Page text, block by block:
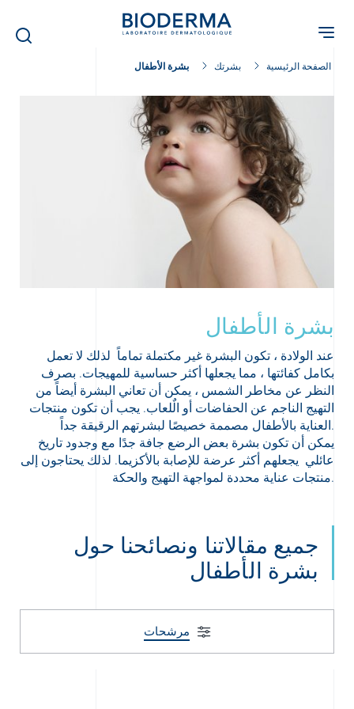
content
Arabic
الصفحة الرئيسية بشرتك بشرة الأطفال
بشرة الأطفال
عند الولادة ، تكون البشرة غير مكتملة تماماً لذلك لا تعمل
بكامل كفائتها ، مما يجعلها أكثر حساسية للمهيجات. بصرف
النظر عن مخاطر الشمس ، يمكن أن تعاني البشرة أيضاً من
التهيج الناجم عن الحفاضات أو الٌلعاب. يجب أن تكون منتجات
العناية بالأطفال مصممة خصيصًا لبشرتهم الرقيقة جداً.
يمكن أن تكون بشرة بعض الرضع جافة جدًا مع وجدود تاريخ
عائلي يجعلهم أكثر عرضة للإصابة بالأكزيما. لذلك يحتاجون إلى
منتجات عناية محددة لمواجهة التهيج والحكة.
جميع مقالاتنا ونصائحنا حول
بشرة الأطفال
مرشحات